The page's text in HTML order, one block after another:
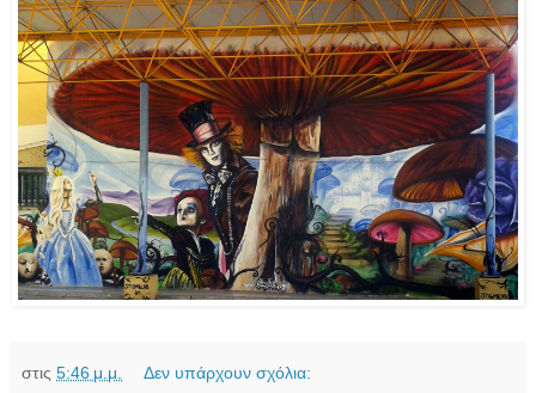
στις 5:46 μ.μ. Δεν υπάρχουν σχόλια: